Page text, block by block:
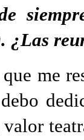
me
valor